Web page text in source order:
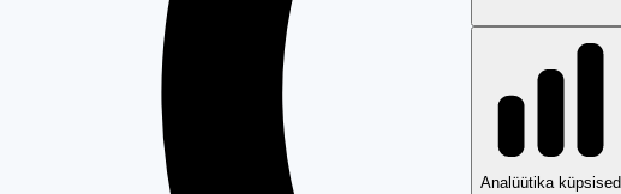
Analüütika küpsised